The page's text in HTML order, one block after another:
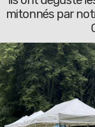
mitonnés par